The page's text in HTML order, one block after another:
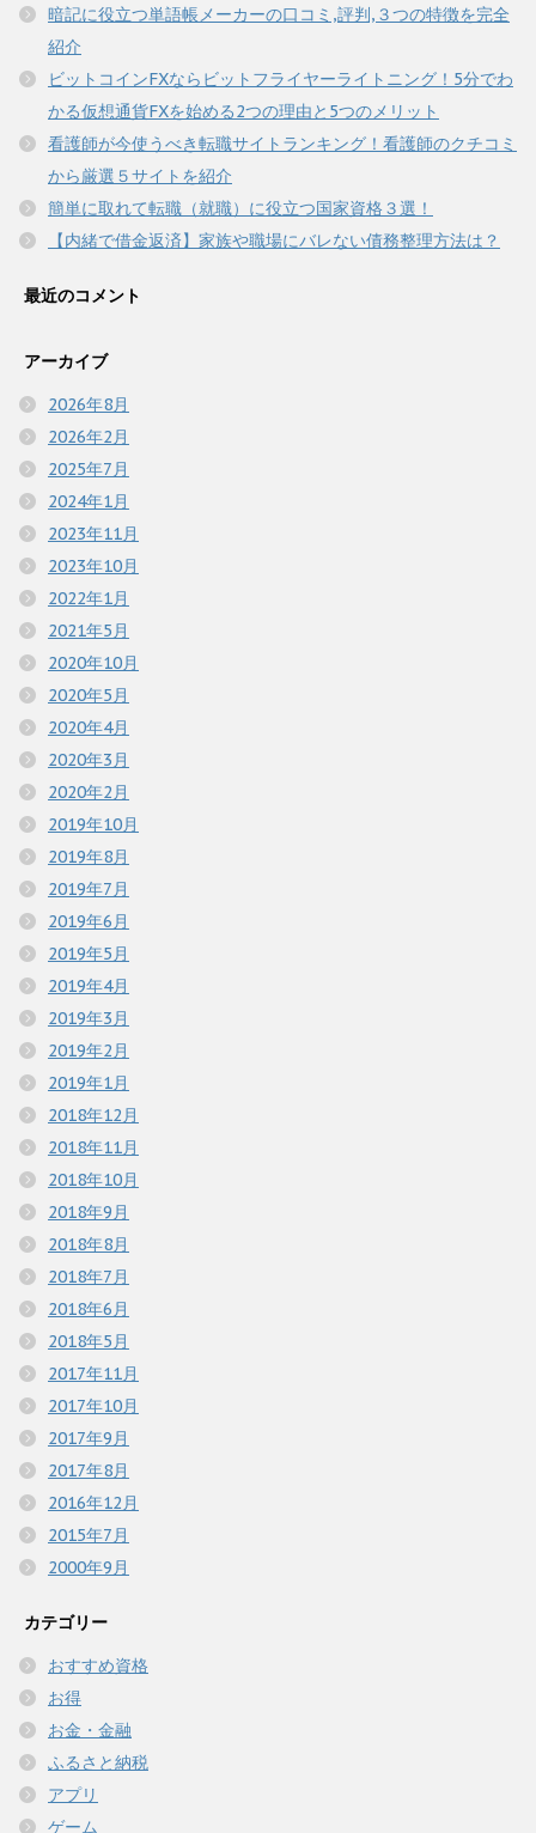
暗記に役立つ単語帳メーカーの口コミ,評判,３つの特徴を完全
紹介
ビットコインFXならビットフライヤーライトニング！5分でわ
かる仮想通貨FXを始める2つの理由と5つのメリット
看護師が今使うべき転職サイトランキング！看護師のクチコミ
から厳選５サイトを紹介
簡単に取れて転職（就職）に役立つ国家資格３選！
【内緒で借金返済】家族や職場にバレない債務整理方法は？
最近のコメント
アーカイブ
2026年8月
2026年2月
2025年7月
2024年1月
2023年11月
2023年10月
2022年1月
2021年5月
2020年10月
2020年5月
2020年4月
2020年3月
2020年2月
2019年10月
2019年8月
2019年7月
2019年6月
2019年5月
2019年4月
2019年3月
2019年2月
2019年1月
2018年12月
2018年11月
2018年10月
2018年9月
2018年8月
2018年7月
2018年6月
2018年5月
2017年11月
2017年10月
2017年9月
2017年8月
2016年12月
2015年7月
2000年9月
カテゴリー
おすすめ資格
お得
お金・金融
ふるさと納税
アプリ
ゲーム